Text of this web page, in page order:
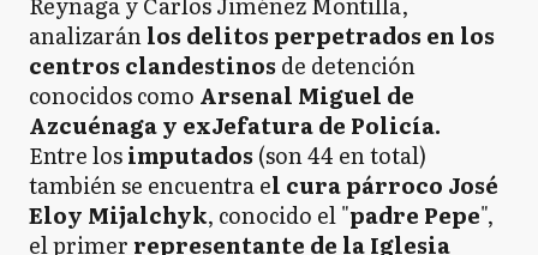
analizaránlos delitos perpetrados en los
centros clandestinos de detención
conocidos como Arsenal Miguel de
Azcuénaga y exJefatura de Policía.
Entre losimputados (son 44 en total)
también se encuentra el cura párroco José
Eloy Mijalchyk, conocido el "padre Pepe",
el primer representante de la Iglesia